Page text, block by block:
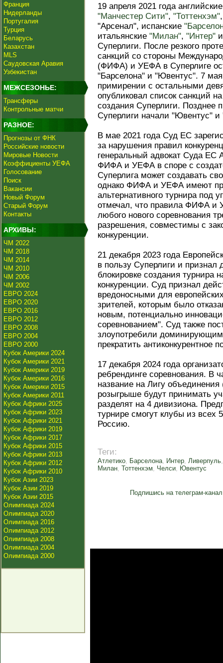
Франция
Нидерланды
Португалия
Турция
Беларусь
Казахстан
MLS
Саудовская Аравия
Узбекистан
МЕЖСЕЗОНЬЕ:
Трансферы
Контрольные матчи
РАЗНОЕ:
Прогнозы от ФНК
Российские новости
Мировые Новости
Коэффициенты УЕФА
Голосование
Поиск
Вакансии
Новый Форум
Старый Форум
Контакты
АРХИВЫ:
ЧМ 2022
ЧМ 2018
ЧМ 2014
ЧМ 2010
ЧМ 2006
ЧМ 2002
ЕВРО 2024
ЕВРО 2020
ЕВРО 2016
ЕВРО 2012
ЕВРО 2008
ЕВРО 2004
ЕВРО 2000
Кубок Америки 2024
Кубок Америки 2021
Кубок Америки 2019
Кубок Америки 2016
Кубок Америки 2015
Кубок Америки 2011
Кубок Африки 2025
Кубок Африки 2023
Кубок Африки 2021
Кубок Африки 2019
Кубок Африки 2017
Кубок Африки 2015
Кубок Африки 2013
Кубок Африки 2012
Кубок Африки 2010
Кубок Азии 2023
Кубок Азии 2019
Кубок Азии 2015
Олимпиада 2024
Олимпиада 2020
Олимпиада 2016
Олимпиада 2012
Олимпиада 2008
Олимпиада 2004
Олимпиада 2000
19 апреля 2021 года
"Манчестер Сити", "Тоттенхэм"
"Арсенал", испанские
итальянские "Милан", "Интер"
Суперлиги. После резкого
санкций со стороны
(ФИФА) и УЕФА в Суперлиге
"Барселона" и "Ювентус". 7
примирении с остальными
опубликовал список санкций
создания Суперлиги. Позднее
Суперлиги начали "Ювентус" и
В мае 2021 года Суд ЕС
за нарушения правил
генеральный адвокат Суда ЕС
ФИФА и УЕФА в споре с
Суперлига может создавать
однако ФИФА и УЕФА имеют
альтернативного турнира под
отмечал, что правила ФИФА и
любого нового соревнования
разрешения, совместимы с
конкуренции.
21 декабря 2023 года
в пользу Суперлиги и
блокировке создания турнира
конкуренции. Суд признал
вредоносными для
зрителей, которым было
новым, потенциально
соревнованием". Суд также
злоупотребили
прекратить антиконкурентное
17 декабря 2024 года
ребрендинге соревнования. В
название на Лигу
розыгрыше будут принимать
разделят на 4 дивизиона.
турнире смогут клубы из
Россию.
Теги:
Атлетико, Барселона, Интер, Ливерпуль
Милан, Тоттенхэм, Челси, Ювентус
Подпишись на телеграм-